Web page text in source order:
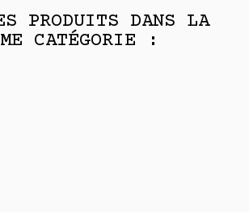
PRODUITS DANS LA
CATÉGORIE :